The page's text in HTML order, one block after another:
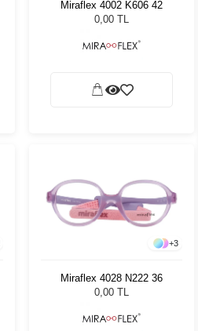
Miraflex 4002 K606 42
0,00 TL
+3
Miraflex 4028 N222 36
0,00 TL